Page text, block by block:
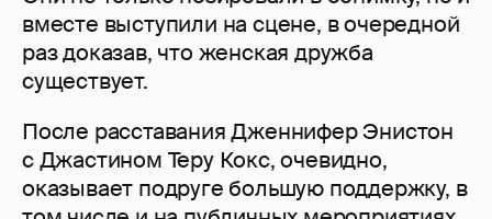
вместе выступили на сцене, в очередной
раз доказав, что женская дружба
существует.
После расставания Дженнифер Энистон
с Джастином Теру Кокс, очевидно,
оказывает подруге большую поддержку, в